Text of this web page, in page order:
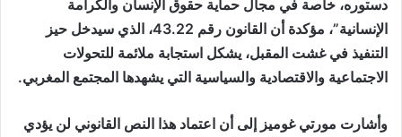
دستوره، خاصة في مجال حماية حقوق الإنسان والكرامة
الإنسانية”، مؤكدة أن القانون رقم 43.22، الذي سيدخل حيز
التنفيذ في غشت المقبل، يشكل استجابة ملائمة للتحولات
الاجتماعية والاقتصادية والسياسية التي يشهدها المجتمع المغربي.
وأشارت مورتي غوميز إلى أن اعتماد هذا النص القانوني لن يؤدي